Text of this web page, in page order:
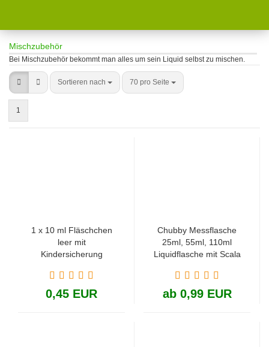
Mischzubehör
Bei Mischzubehör bekommt man alles um sein Liquid selbst zu mischen.
Sortieren nach 70 pro Seite
1
1 x 10 ml Fläschchen
leer mit
Kindersicherung
0,45 EUR
Chubby Messflasche
25ml, 55ml, 110ml
Liquidflasche mit Scala
ab 0,99 EUR